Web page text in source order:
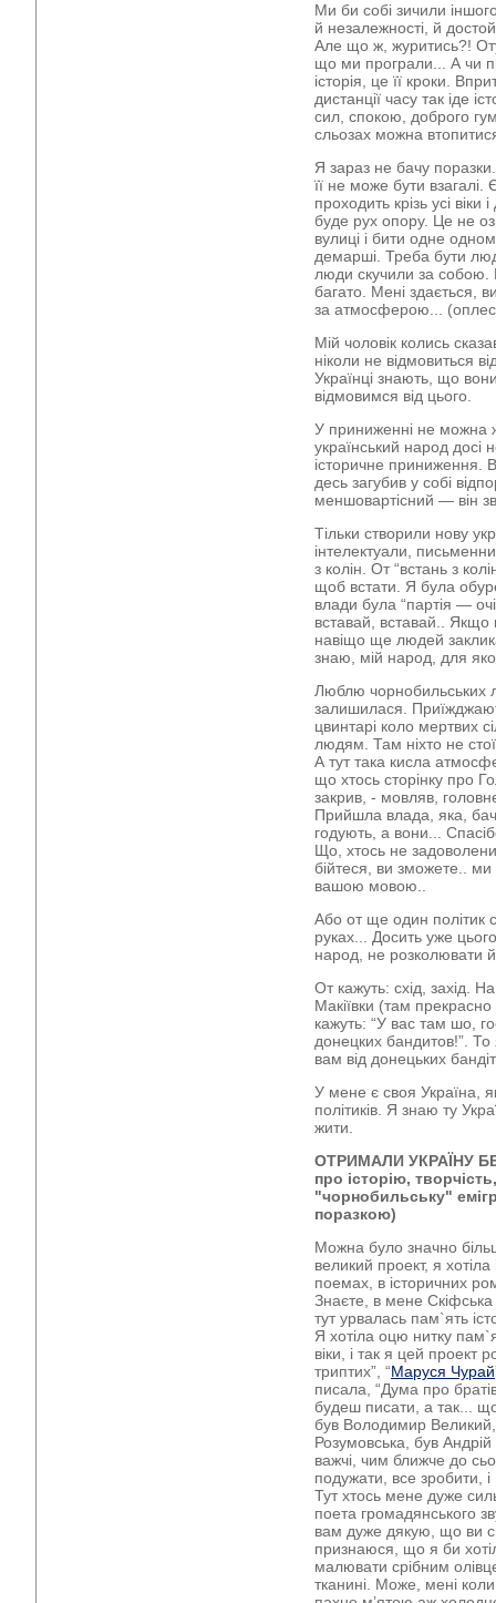
Ми би собі зичили
й незалежності, й
Але що ж, журитись?!
що ми програли... А чи
історія, це її кроки.
дистанції часу так іде
сил, спокою, доброго
сльозах можна
Я зараз не бачу
її не може бути взагалі.
проходить крізь усі
буде рух опору. Це не
вулиці і бити одне
демарші. Треба бути
люди скучили за собою.
багато. Мені здається,
за атмосферою...
Мій чоловік колись
ніколи не відмовиться
Українці знають, що
відмовимся від цього.
У приниженні не можна
український народ досі
історичне приниження.
десь загубив у собі
меншовартісний — він
Тільки створили нову
інтелектуали,
з колін. От “встань з
щоб встати. Я була
влади була “партія —
вставай, вставай.. Якщо
навіщо ще людей
знаю, мій народ, для
Люблю чорнобильських
залишилася.
цвинтарі коло мертвих
людям. Там ніхто не
А тут така кисла
що хтось сторінку про
закрив, - мовляв,
Прийшла влада, яка,
годують, а вони...
Що, хтось не
бійтеся, ви зможете..
вашою мовою..
Або от ще один політик
руках... Досить уже
народ, не розколювати
От кажуть: схід, захід.
Макіївки (там
кажуть: “У вас там шо,
донецких бандитов!”. То
вам від донецьких
У мене є своя Україна,
політиків. Я знаю ту
жити.
ОТРИМАЛИ УКРАЇНУ
про історію,
"чорнобильську"
поразкою)
Можна було значно
великий проект, я
поемах, в історичних
Знаєте, в мене Скіфська
тут урвалась пам`ять
Я хотіла оцю нитку
віки, і так я цей проект
триптих”, “Маруся Чурай
писала, “Дума про
будеш писати, а так...
був Володимир
Розумовська, був
важчі, чим ближче до
подужати, все зробити,
Тут хтось мене дуже
поета громадянського
вам дуже дякую, що ви
признаюся, що я би
малювати срібним
тканині. Може, мені